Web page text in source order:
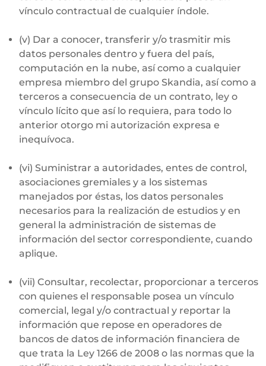
vínculo contractual de cualquier índole.
(v) Dar a conocer, transferir y/o trasmitir mis
datos personales dentro y fuera del país,
computación en la nube, así como a cualquier
empresa miembro del grupo Skandia, así como a
terceros a consecuencia de un contrato, ley o
vínculo lícito que así lo requiera, para todo lo
anterior otorgo mi autorización expresa e
inequívoca.
(vi) Suministrar a autoridades, entes de control,
asociaciones gremiales y a los sistemas
manejados por éstas, los datos personales
necesarios para la realización de estudios y en
general la administración de sistemas de
información del sector correspondiente, cuando
aplique.
(vii) Consultar, recolectar, proporcionar a terceros
con quienes el responsable posea un vínculo
comercial, legal y/o contractual y reportar la
información que repose en operadores de
bancos de datos de información financiera de
que trata la Ley 1266 de 2008 o las normas que la